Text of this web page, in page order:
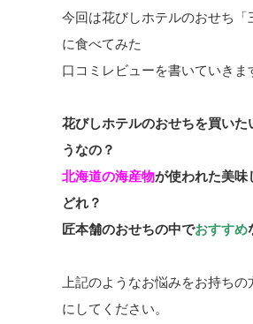
今回は花びしホテルのおせち「
に食べてみた
口コミレビューを書いていきま
花びしホテルのおせちを買いた
うなの？
北海道の海産物が使われた美味
どれ？
匠本舗のおせちの中でおすすめ
上記のようなお悩みをお持ちの
にしてください。